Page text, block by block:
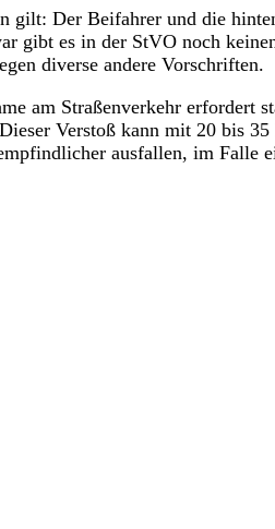
gilt: Der Beifahrer und die
gibt es in der StVO noch
diverse andere Vorschriften.
am Straßenverkehr
Verstoß kann mit 20 bis
ausfallen, im Falle